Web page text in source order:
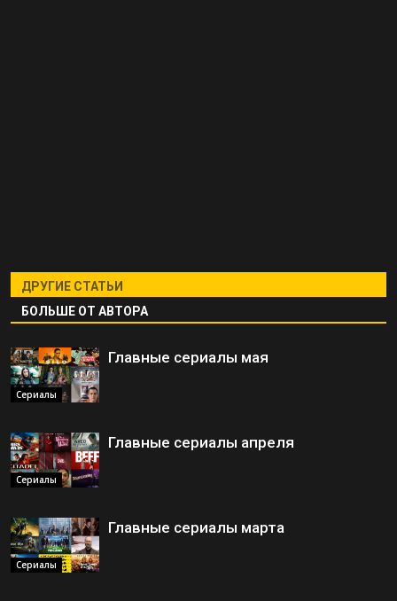
ДРУГИЕ СТАТЬИ
БОЛЬШЕ ОТ АВТОРА
Сериалы
Главные сериалы мая
Сериалы
Главные сериалы апреля
Сериалы
Главные сериалы марта